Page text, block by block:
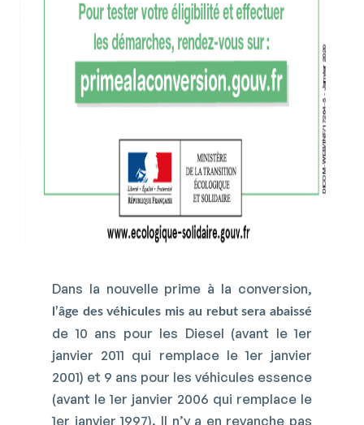
Dans la nouvelle prime à la conversion,
l’âge des véhicules mis au rebut sera abaissé
de 10 ans pour les Diesel (avant le 1er
janvier 2011 qui remplace le 1er janvier
2001) et 9 ans pour les véhicules essence
(avant le 1er janvier 2006 qui remplace le
1er janvier 1997). Il n’y a en revanche pas